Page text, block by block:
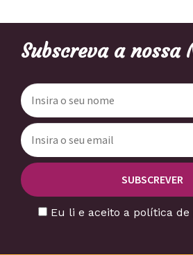
Subscreva a nossa
Eu li e aceito a política de